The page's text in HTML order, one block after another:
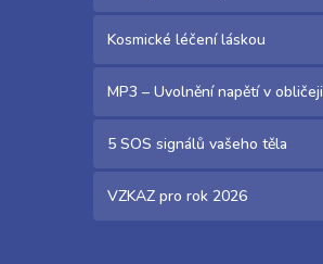
Kosmické léčení láskou
MP3 – Uvolnění napětí v obličeji
5 SOS signálů vašeho těla
VZKAZ pro rok 2026